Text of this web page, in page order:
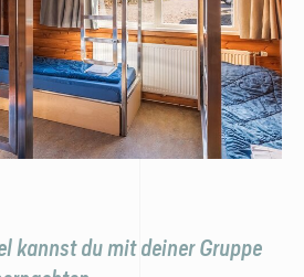
kannst du mit deiner Gruppe